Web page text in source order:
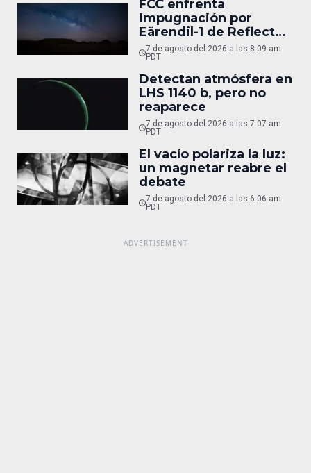
FCC enfrenta
impugnación por
Eärendil-1 de Reflect
Orbital
7 de agosto del 2026 a las 8:09 am
PDT
Detectan atmósfera en
LHS 1140 b, pero no
reaparece
7 de agosto del 2026 a las 7:07 am
PDT
El vacío polariza la luz:
un magnetar reabre el
debate
7 de agosto del 2026 a las 6:06 am
PDT